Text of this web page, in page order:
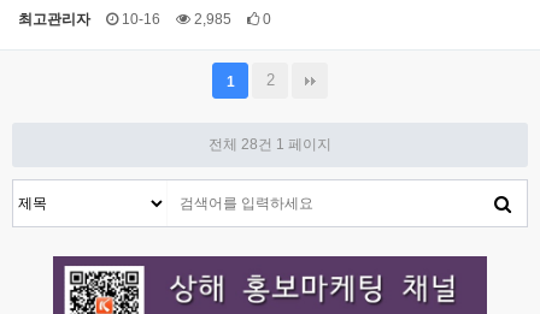
최고관리자 10-16 2,985 0
1 2
전체 28건 1 페이지